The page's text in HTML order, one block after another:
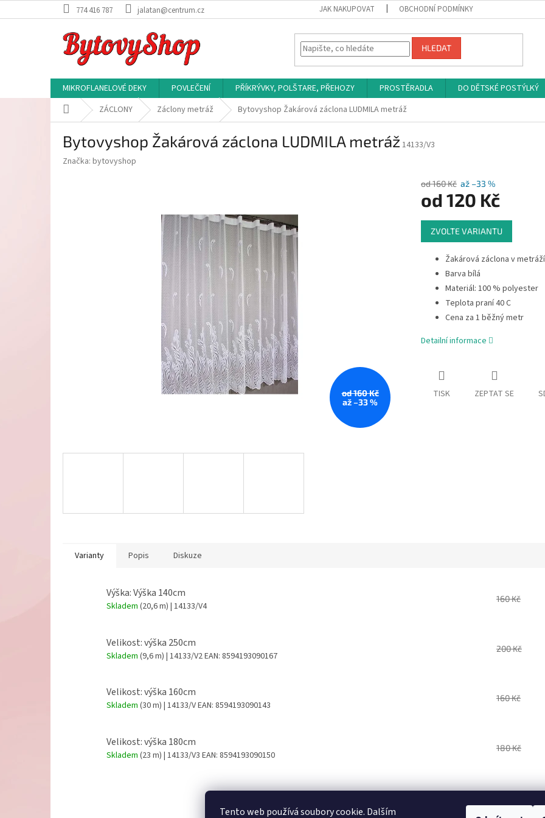
Tento web používá soubory cookie. Dalším
na
774 416 787 jalatan@centrum.cz JAK NAKUPOVAT OBCHODNÍ PODMÍNKY
HLEDAT
MIKROFLANELOVÉ DEKY POVLEČENÍ PŘÍKRÝVKY, POLŠTARE, PŘEHOZY PROSTĚRADLA DO DĚTSKÉ POSTÝLKÝ
Domů ZÁCLONY Záclony metráž Bytovyshop Žakárová záclona LUDMILA metráž
Bytovyshop Žakárová záclona LUDMILA metráž 14133/V3
Značka: bytovyshop
od 160 Kč
až –33 %
od 160 Kč až –33 %
od 120 Kč
Měrná
cena:
ZVOLTE VARIANTU
Žakárová záclona v metráží
Barva bílá
Materiál: 100 % polyester
Teplota praní 40 C
Cena za 1 běžný metr
Detailní informace
TISK ZEPTAT SE
Varianty Popis Diskuze
Výška: Výška 140cm
Skladem (20,6 m) | 14133/V4
160 Kč
Velikost: výška 250cm
Skladem (9,6 m) | 14133/V2EAN: 8594193090167
200 Kč
Velikost: výška 160cm
Skladem (30 m) | 14133/VEAN: 8594193090143
160 Kč
Velikost: výška 180cm
Skladem (23 m) | 14133/V3 EAN: 8594193090150
180 Kč